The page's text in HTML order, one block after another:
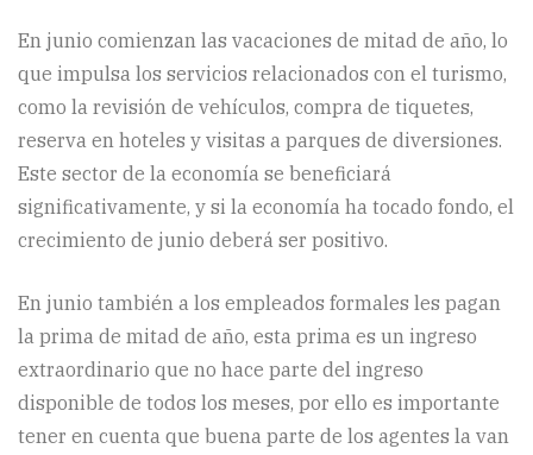
En junio comienzan las vacaciones de mitad de año, lo
que impulsa los servicios relacionados con el turismo,
como la revisión de vehículos, compra de tiquetes,
reserva en hoteles y visitas a parques de diversiones.
Este sector de la economía se beneficiará
significativamente, y si la economía ha tocado fondo, el
crecimiento de junio deberá ser positivo.
En junio también a los empleados formales les pagan
la prima de mitad de año, esta prima es un ingreso
extraordinario que no hace parte del ingreso
disponible de todos los meses, por ello es importante
tener en cuenta que buena parte de los agentes la van